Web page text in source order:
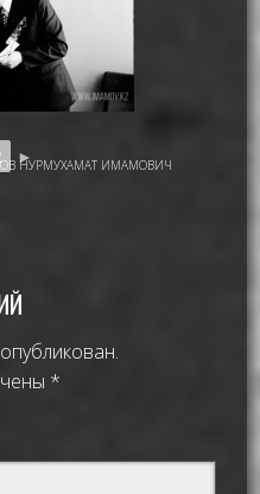
►
НУРМУХАМАТ ИМАМОВИЧ
*